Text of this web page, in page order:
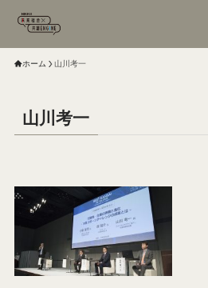
ホーム 山川考一
山川考一